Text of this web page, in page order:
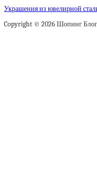
Украшения из ювелирной
Copyright © 2026 Шопинг